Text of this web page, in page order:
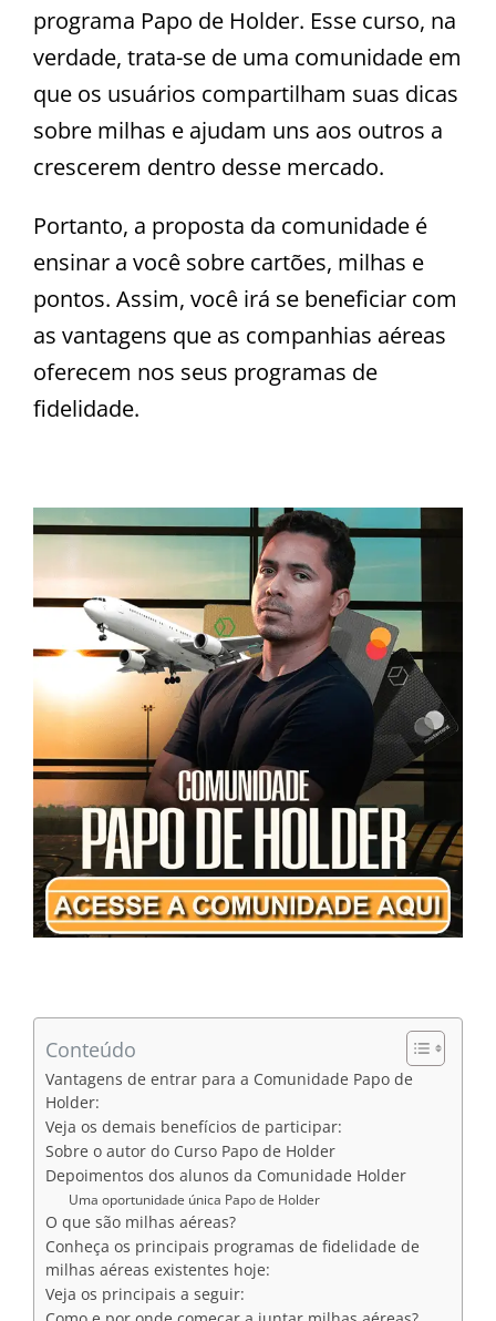
programa Papo de Holder. Esse curso, na
verdade, trata-se de uma comunidade em
que os usuários compartilham suas dicas
sobre milhas e ajudam uns aos outros a
crescerem dentro desse mercado.
Portanto, a proposta da comunidade é
ensinar a você sobre cartões, milhas e
pontos. Assim, você irá se beneficiar com
as vantagens que as companhias aéreas
oferecem nos seus programas de
fidelidade.
Conteúdo
Vantagens de entrar para a Comunidade Papo de
Holder:
Veja os demais benefícios de participar:
Sobre o autor do Curso Papo de Holder
Depoimentos dos alunos da Comunidade Holder
Uma oportunidade única Papo de Holder
O que são milhas aéreas?
Conheça os principais programas de fidelidade de
milhas aéreas existentes hoje:
Veja os principais a seguir: